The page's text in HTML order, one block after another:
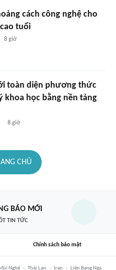
cách công nghệ cho
tuổi
8 giờ
toàn diện phương thức
khoa học bằng nền tảng
8 giờ
CHỦ
BÁO MỚI
TIN TỨC
Chính sách bảo mật
Nghê Thái Lan Iran Liên Bang Nga